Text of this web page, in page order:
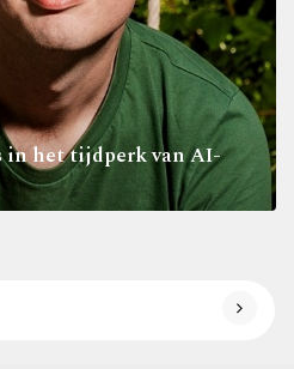
het tijdperk van AI-